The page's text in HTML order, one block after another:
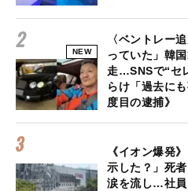
NEW
〈ベントレー
っていた」韓
走…SNSで“セ
らけ「過去に
度目の逮捕》
《イオン爆発
示した？」死
涙を流し…社員